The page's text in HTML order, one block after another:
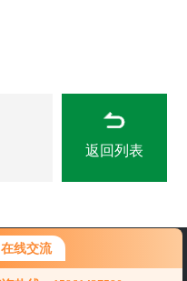
在线交流
返回列表